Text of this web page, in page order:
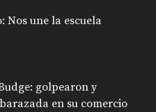
Nos une la escuela
golpearon y
en su comercio